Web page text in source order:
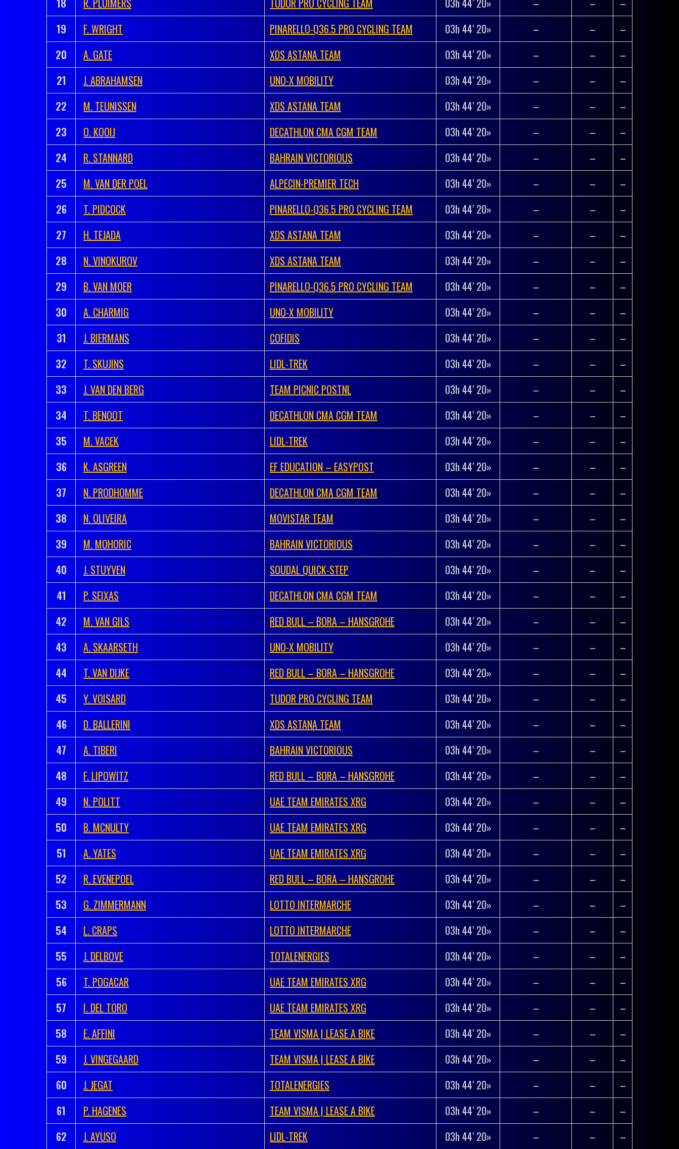
18
R. PLUIMERS TUDOR PRO CYCLING TEAM 03h 44′ 20» – –
–
19
F. WRIGHT PINARELLO-Q36.5 PRO CYCLING TEAM 03h 44′ 20» – –
–
20
A. GATE XDS ASTANA TEAM 03h 44′ 20» – –
–
21
J. ABRAHAMSEN UNO-X MOBILITY 03h 44′ 20» – –
–
22
M. TEUNISSEN XDS ASTANA TEAM 03h 44′ 20» – –
–
23
O. KOOIJ DECATHLON CMA CGM TEAM 03h 44′ 20» – –
–
24
R. STANNARD BAHRAIN VICTORIOUS 03h 44′ 20» – –
–
25
M. VAN DER POEL ALPECIN-PREMIER TECH 03h 44′ 20» – –
–
26
T. PIDCOCK PINARELLO-Q36.5 PRO CYCLING TEAM 03h 44′ 20» – –
–
27
H. TEJADA XDS ASTANA TEAM 03h 44′ 20» – –
–
28
N. VINOKUROV XDS ASTANA TEAM 03h 44′ 20» – –
–
29
B. VAN MOER PINARELLO-Q36.5 PRO CYCLING TEAM 03h 44′ 20» – –
–
30
A. CHARMIG UNO-X MOBILITY 03h 44′ 20» – –
–
31
J. BIERMANS COFIDIS 03h 44′ 20» – –
–
32
T. SKUJINS LIDL-TREK 03h 44′ 20» – –
–
33
J. VAN DEN BERG TEAM PICNIC POSTNL 03h 44′ 20» – –
–
34
T. BENOOT DECATHLON CMA CGM TEAM 03h 44′ 20» – –
–
35
M. VACEK LIDL-TREK 03h 44′ 20» – –
–
36
K. ASGREEN EF EDUCATION – EASYPOST 03h 44′ 20» – –
–
37
N. PRODHOMME DECATHLON CMA CGM TEAM 03h 44′ 20» – –
–
38
N. OLIVEIRA MOVISTAR TEAM 03h 44′ 20» – –
–
39
M. MOHORIC BAHRAIN VICTORIOUS 03h 44′ 20» – –
–
40
J. STUYVEN SOUDAL QUICK-STEP 03h 44′ 20» – –
–
41
P. SEIXAS DECATHLON CMA CGM TEAM 03h 44′ 20» – –
–
42
M. VAN GILS RED BULL – BORA – HANSGROHE 03h 44′ 20» – –
–
43
A. SKAARSETH UNO-X MOBILITY 03h 44′ 20» – –
–
44
T. VAN DIJKE RED BULL – BORA – HANSGROHE 03h 44′ 20» – –
–
45
Y. VOISARD TUDOR PRO CYCLING TEAM 03h 44′ 20» – –
–
46
D. BALLERINI XDS ASTANA TEAM 03h 44′ 20» – –
–
47
A. TIBERI BAHRAIN VICTORIOUS 03h 44′ 20» – –
–
48
F. LIPOWITZ RED BULL – BORA – HANSGROHE 03h 44′ 20» – –
–
49
N. POLITT UAE TEAM EMIRATES XRG 03h 44′ 20» – –
–
50
B. MCNULTY UAE TEAM EMIRATES XRG 03h 44′ 20» – –
–
51
A. YATES UAE TEAM EMIRATES XRG 03h 44′ 20» – –
–
52
R. EVENEPOEL RED BULL – BORA – HANSGROHE 03h 44′ 20» – –
–
53
G. ZIMMERMANN LOTTO INTERMARCHE 03h 44′ 20» – –
–
54
L. CRAPS LOTTO INTERMARCHE 03h 44′ 20» – –
–
55
J. DELBOVE TOTALENERGIES 03h 44′ 20» – –
–
56
T. POGACAR UAE TEAM EMIRATES XRG 03h 44′ 20» – –
–
57
I. DEL TORO UAE TEAM EMIRATES XRG 03h 44′ 20» – –
–
58
E. AFFINI TEAM VISMA | LEASE A BIKE 03h 44′ 20» – –
–
59
J. VINGEGAARD TEAM VISMA | LEASE A BIKE 03h 44′ 20» – –
–
60
J. JEGAT TOTALENERGIES 03h 44′ 20» – –
–
61
P. HAGENES TEAM VISMA | LEASE A BIKE 03h 44′ 20» – –
–
62
J. AYUSO LIDL-TREK 03h 44′ 20» – – –